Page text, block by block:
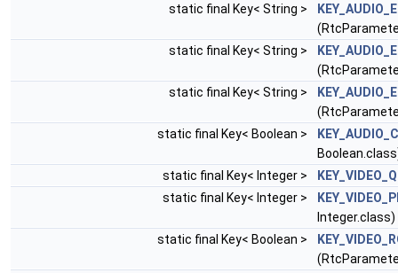
static final Key< String >
static final Key< String >
static final Key< String >
static final Key< Boolean >
static final Key< Integer >
static final Key< Integer >
Integer.class)
static final Key< Boolean >